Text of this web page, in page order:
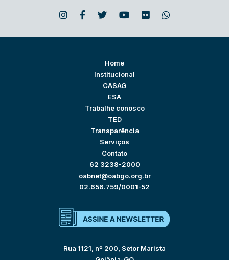
Home
Institucional
CASAG
ESA
Trabalhe conosco
TED
Transparência
Serviços
Contato
62 3238-2000
oabnet@oabgo.org.br
02.656.759/0001-52
Rua 1121, nº 200, Setor Marista